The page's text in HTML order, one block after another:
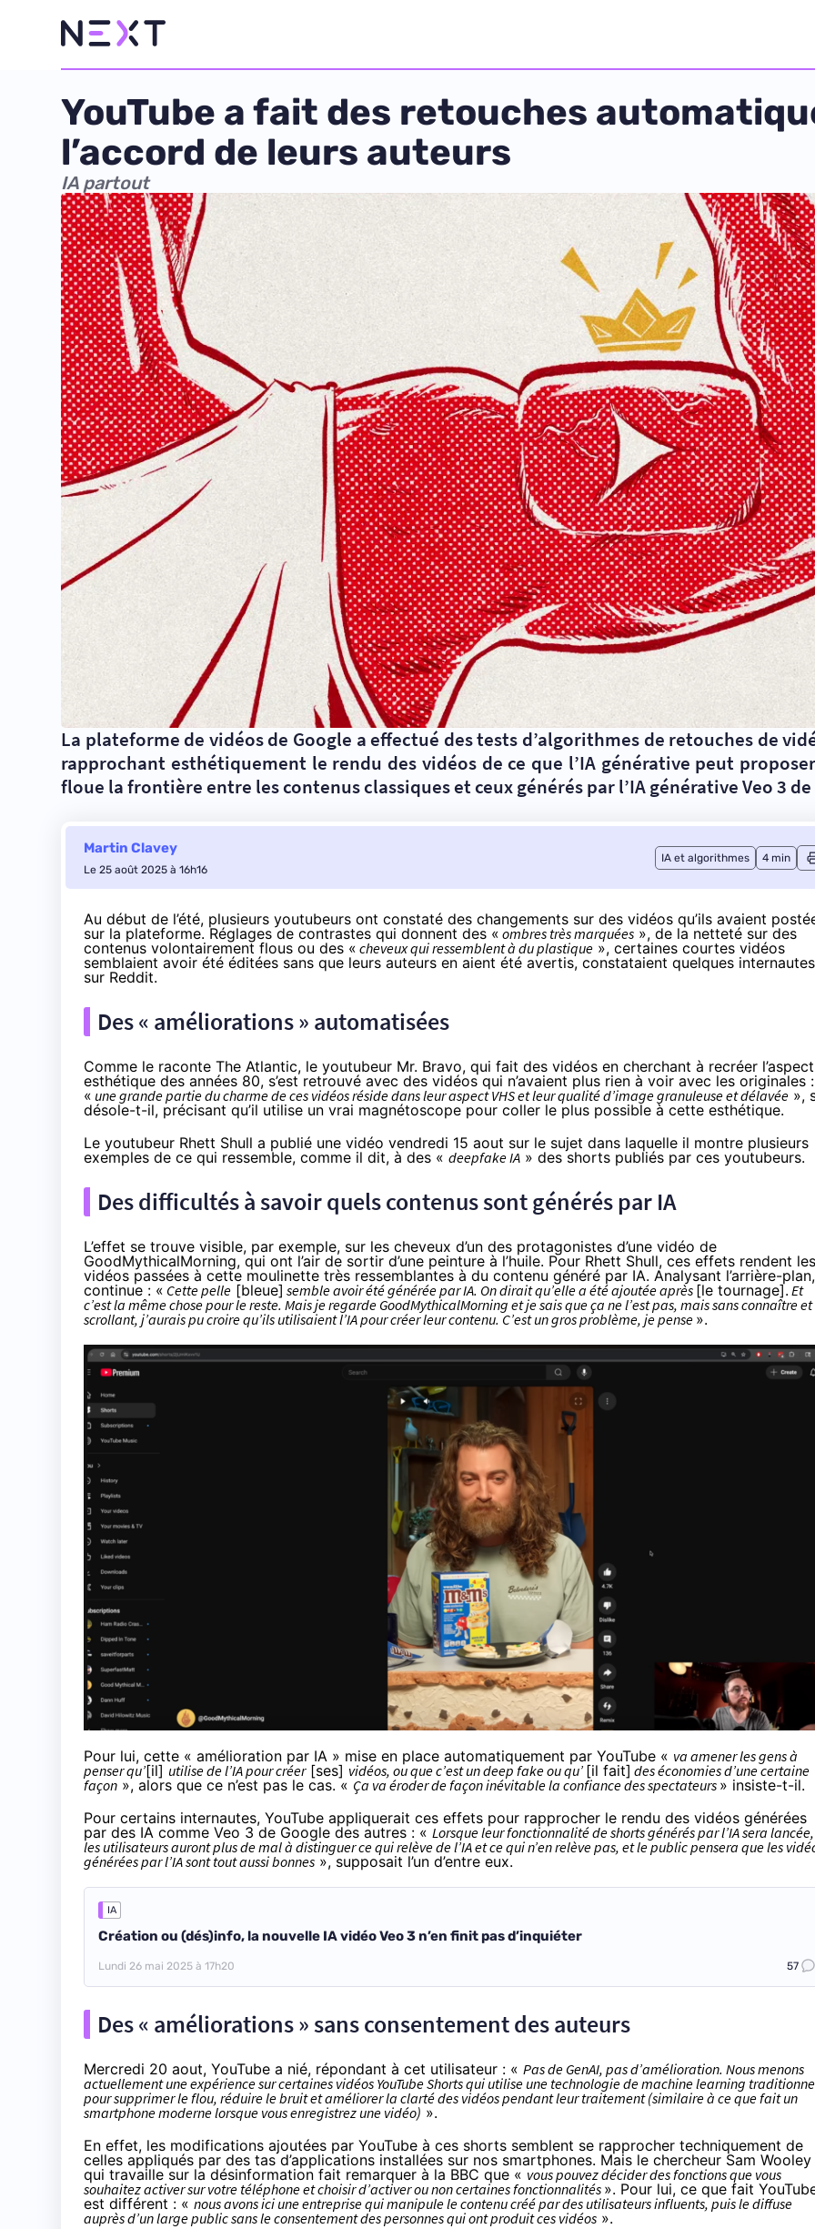
YouTube a fait des retouches
l’accord de leurs auteurs
IA partout
La plateforme de vidéos de Google a effectué des tests d’algorithmes de retouches de
rapprochant esthétiquement le rendu des vidéos de ce que l’IA générative peut
floue la frontière entre les contenus classiques et ceux générés par l’IA générative Veo 3
Martin Clavey
Le 25 août 2025 à 16h16
IA et algorithmes 4 min
Au début de l’été, plusieurs youtubeurs ont constaté des changements sur des vidéos qu’ils avaient
sur la plateforme. Réglages de contrastes qui donnent des « ombres très marquées », de la netteté sur des
contenus volontairement flous ou des « cheveux qui ressemblent à du plastique », certaines courtes vidéos
semblaient avoir été éditées sans que leurs auteurs en aient été avertis, constataient quelques internautes
sur Reddit.
Des « améliorations » automatisées
Comme le raconte The Atlantic, le youtubeur Mr. Bravo, qui fait des vidéos en cherchant à recréer l’aspect
esthétique des années 80, s’est retrouvé avec des vidéos qui n’avaient plus rien à voir avec les originales :
« une grande partie du charme de ces vidéos réside dans leur aspect VHS et leur qualité d’image granuleuse et délavée »,
désole-t-il, précisant qu’il utilise un vrai magnétoscope pour coller le plus possible à cette esthétique.
Le youtubeur Rhett Shull a publié une vidéo vendredi 15 aout sur le sujet dans laquelle il montre plusieurs
exemples de ce qui ressemble, comme il dit, à des « deepfake IA » des shorts publiés par ces youtubeurs.
Des difficultés à savoir quels contenus sont générés par IA
L’effet se trouve visible, par exemple, sur les cheveux d’un des protagonistes d’une vidéo de
GoodMythicalMorning, qui ont l’air de sortir d’une peinture à l’huile. Pour Rhett Shull, ces effets rendent les
vidéos passées à cette moulinette très ressemblantes à du contenu généré par IA. Analysant l’arrière-
continue : « Cette pelle [bleue] semble avoir été générée par IA. On dirait qu’elle a été ajoutée après [le tournage]. Et
c’est la même chose pour le reste. Mais je regarde GoodMythicalMorning et je sais que ça ne l’est pas, mais sans connaître et
scrollant, j’aurais pu croire qu’ils utilisaient l’IA pour créer leur contenu. C’est un gros problème, je pense ».
Pour lui, cette « amélioration par IA » mise en place automatiquement par YouTube « va amener les gens à
penser qu’[il] utilise de l’IA pour créer[ses] vidéos, ou que c’est un deep fake ou qu’ [il fait] des économies d’une certaine
façon », alors que ce n’est pas le cas. « Ça va éroder de façon inévitable la confiance des spectateurs » insiste-t-il.
Pour certains internautes, YouTube appliquerait ces effets pour rapprocher le rendu des vidéos générées
par des IA comme Veo 3 de Google des autres : « Lorsque leur fonctionnalité de shorts générés par l’IA sera lancée,
les utilisateurs auront plus de mal à distinguer ce qui relève de l’IA et ce qui n’en relève pas, et le public pensera que les
générées par l’IA sont tout aussi bonnes », supposait l’un d’entre eux.
IA
Création ou (dés)info, la nouvelle IA vidéo Veo 3 n’en finit pas d’inquiéter
Lundi 26 mai 2025 à 17h20 57
Des « améliorations » sans consentement des auteurs
Mercredi 20 aout, YouTube a nié, répondant à cet utilisateur : « Pas de GenAI, pas d’amélioration. Nous menons
actuellement une expérience sur certaines vidéos YouTube Shorts qui utilise une technologie de machine learning
pour supprimer le flou, réduire le bruit et améliorer la clarté des vidéos pendant leur traitement (similaire à ce que fait un
smartphone moderne lorsque vous enregistrez une vidéo) ».
En effet, les modifications ajoutées par YouTube à ces shorts semblent se rapprocher techniquement de
celles appliqués par des tas d’applications installées sur nos smartphones. Mais le chercheur Sam Wooley
qui travaille sur la désinformation fait remarquer à la BBC que « vous pouvez décider des fonctions que vous
souhaitez activer sur votre téléphone et choisir d’activer ou non certaines fonctionnalités ». Pour lui, ce que fait
est différent : « nous avons ici une entreprise qui manipule le contenu créé par des utilisateurs influents, puis le diffuse
auprès d’un large public sans le consentement des personnes qui ont produit ces vidéos ».